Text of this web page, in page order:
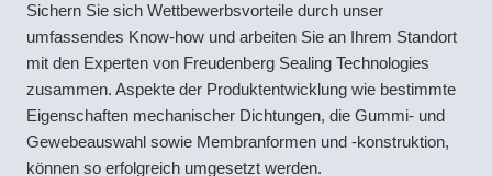
Sichern Sie sich Wettbewerbsvorteile durch unser
umfassendes Know-how und arbeiten Sie an Ihrem Standort
mit den Experten von Freudenberg Sealing Technologies
zusammen. Aspekte der Produktentwicklung wie bestimmte
Eigenschaften mechanischer Dichtungen, die Gummi- und
Gewebeauswahl sowie Membranformen und -konstruktion,
können so erfolgreich umgesetzt werden.